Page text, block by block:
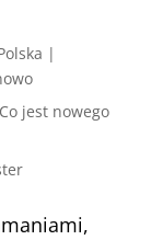
|
jest nowego